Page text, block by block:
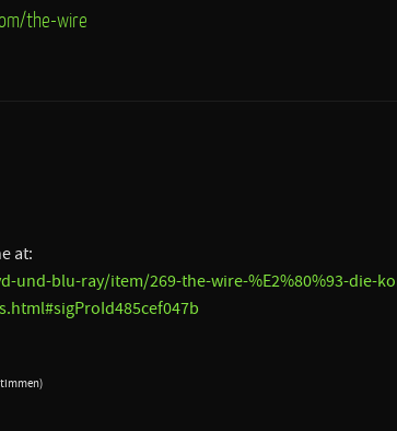
the-wire
at:
und-blu-ray/item/269-the-wire-%E2%80%93-die-